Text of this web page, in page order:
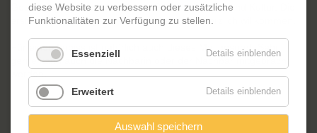
Gestaltung unserer öffentlichen Plätze mit Kunst und Kultur. Die
ersten Ideen sind gesammelt, weitere sind herzlich willkommen.
Für einen Imbiss ist natürlich auch dieses Mal gesorgt. Sehr
gerne kann auch die Nachbarin oder der Nachbar mit
werden.
Mit herzlichen Grüßen,
Martina Wilczynski
diese Website zu verbessern oder zusätzliche
Funktionalitäten zur Verfügung zu stellen.
Essenziell Details einblenden
Erweitert Details einblenden
Auswahl speichern